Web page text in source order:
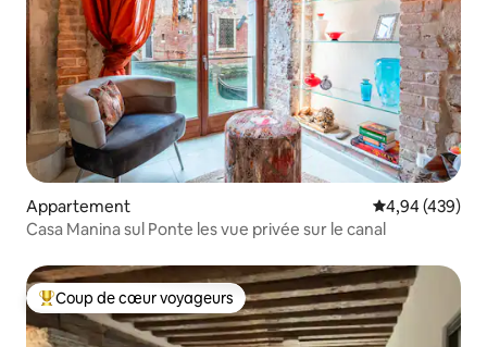
Appartement Évaluation
4,94 (439)
Casa Manina sul Ponte les vue privée sur le canal
Coups de cœur voyageurs les plus appréciés
Coup de cœur voyageurs